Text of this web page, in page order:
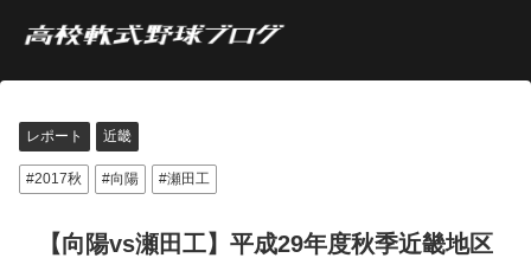
レポート 近畿
2017秋 向陽 瀬田工
【向陽vs瀬田工】平成29年度秋季近畿地区